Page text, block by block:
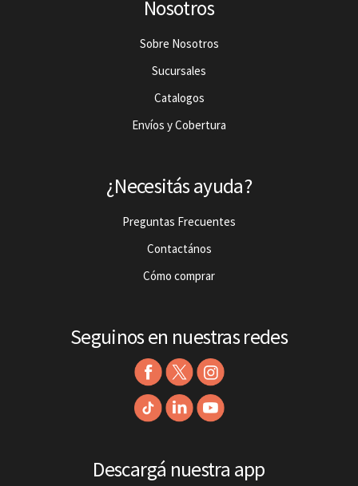
Nosotros
Sobre Nosotros
Sucursales
Catalogos
Envíos y Cobertura
¿Necesitás ayuda?
Preguntas Frecuentes
Contactános
Cómo comprar
Seguinos en nuestras redes
Descargá nuestra app